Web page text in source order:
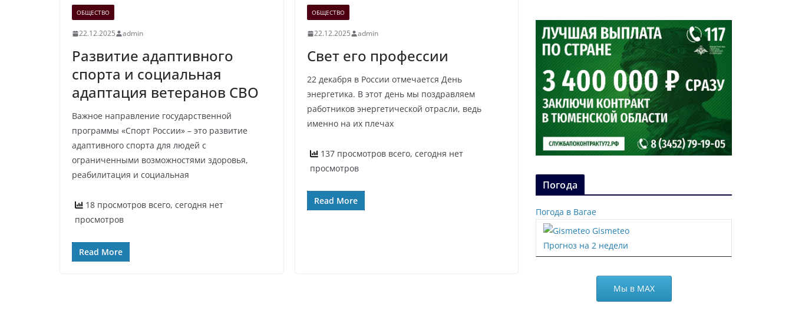
ОБЩЕСТВО
22.12.2025 admin
Развитие адаптивного
спорта и социальная
адаптация ветеранов СВО
Важное направление государственной
программы «Спорт России» – это развитие
адаптивного спорта для людей с
ограниченными возможностями здоровья,
реабилитация и социальная
18 просмотров всего, сегодня нет
просмотров
Read More
ОБЩЕСТВО
22.12.2025 admin
Свет его профессии
22 декабря в России отмечается День
энергетика. В этот день мы поздравляем
работников энергетической отрасли, ведь
именно на их плечах
137 просмотров всего, сегодня нет
просмотров
Read More
Погода
Погода в Вагае
Gismeteo
Прогноз на 2 недели
Мы в МАХ